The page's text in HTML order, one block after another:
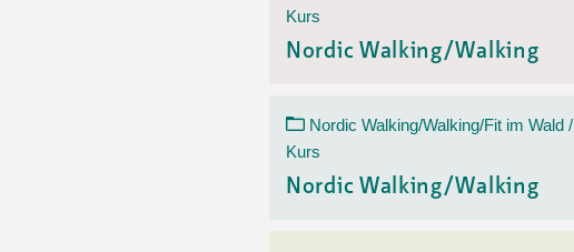
Kurs
Nordic Walking/Walking
Nordic Walking/Walking/Fit im Wald /
Kurs
Nordic Walking/Walking